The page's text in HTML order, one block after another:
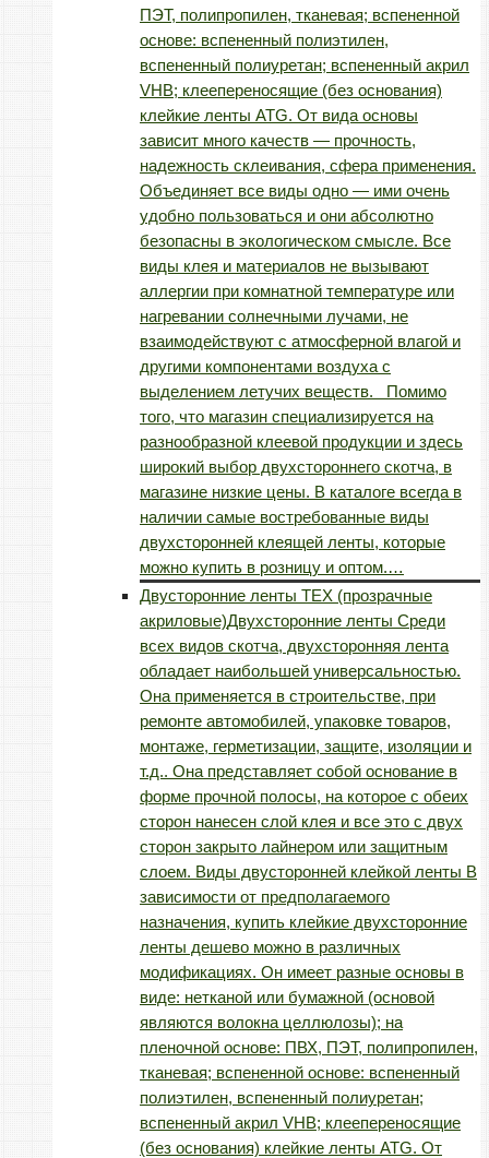
ПЭТ, полипропилен, тканевая; вспененной
основе: вспененный полиэтилен,
вспененный полиуретан; вспененный акрил
VHB; клеепереносящие (без основания)
клейкие ленты ATG. От вида основы
зависит много качеств — прочность,
надежность склеивания, сфера применения.
Объединяет все виды одно — ими очень
удобно пользоваться и они абсолютно
безопасны в экологическом смысле. Все
виды клея и материалов не вызывают
аллергии при комнатной температуре или
нагревании солнечными лучами, не
взаимодействуют с атмосферной влагой и
другими компонентами воздуха с
выделением летучих веществ. Помимо
того, что магазин специализируется на
разнообразной клеевой продукции и здесь
широкий выбор двухстороннего скотча, в
магазине низкие цены. В каталоге всегда в
наличии самые востребованные виды
двухсторонней клеящей ленты, которые
можно купить в розницу и оптом.…
Двусторонние ленты TEX (прозрачные
акриловые)Двухсторонние ленты Среди
всех видов скотча, двухсторонняя лента
обладает наибольшей универсальностью.
Она применяется в строительстве, при
ремонте автомобилей, упаковке товаров,
монтаже, герметизации, защите, изоляции и
т.д.. Она представляет собой основание в
форме прочной полосы, на которое с обеих
сторон нанесен слой клея и все это с двух
сторон закрыто лайнером или защитным
слоем. Виды двусторонней клейкой ленты В
зависимости от предполагаемого
назначения, купить клейкие двухсторонние
ленты дешево можно в различных
модификациях. Он имеет разные основы в
виде: нетканой или бумажной (основой
являются волокна целлюлозы); на
пленочной основе: ПВХ, ПЭТ, полипропилен,
тканевая; вспененной основе: вспененный
полиэтилен, вспененный полиуретан;
вспененный акрил VHB; клеепереносящие
(без основания) клейкие ленты ATG. От